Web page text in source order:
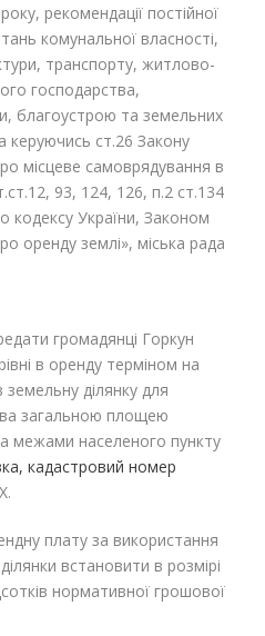
рекомендації постійної
комунальної власності,
транспорту, житлово-
господарства,
благоустрою та земельних
керуючись ст.26 Закону
місцеве самоврядування в
93, 124, 126, п.2 ст.134
кодексу України, Законом
оренду землі», міська рада
громадянці Горкун
в оренду терміном на
земельну ділянку для
загальною площею
межами населеного пункту
кадастровий номер
плату за використання
встановити в розмірі
нормативної грошової